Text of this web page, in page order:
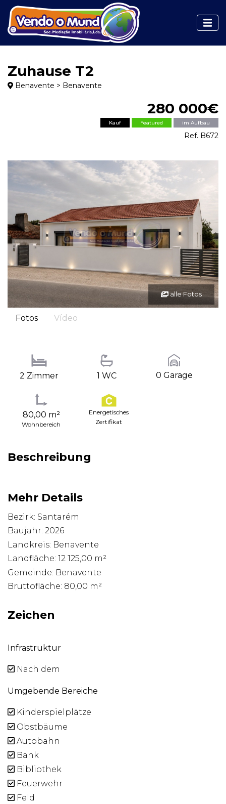
Zuhause T2
Benavente > Benavente
280 000€
Kauf Featured im Aufbau
Ref. B672
alle Fotos
Fotos Vídeo
2 Zimmer 1 WC 0 Garage
80,00 m²
Wohnbereich
Energetisches
Zertifikat
Beschreibung
Mehr Details
Bezirk: Santarém
Baujahr: 2026
Landkreis: Benavente
Landfläche: 12 125,00 m²
Gemeinde: Benavente
Bruttofläche: 80,00 m²
Zeichen
Infrastruktur
Nach dem
Umgebende Bereiche
Kinderspielplätze
Obstbäume
Autobahn
Bank
Bibliothek
Feuerwehr
Feld